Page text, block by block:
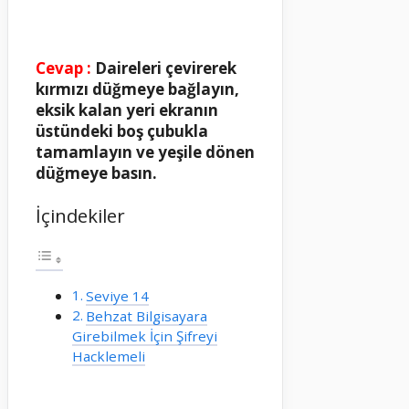
Cevap : Daireleri çevirerek
kırmızı düğmeye bağlayın,
eksik kalan yeri ekranın
üstündeki boş çubukla
tamamlayın ve yeşile dönen
düğmeye basın.
İçindekiler
Seviye 14
Behzat Bilgisayara
Girebilmek İçin Şifreyi
Hacklemeli